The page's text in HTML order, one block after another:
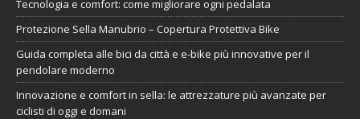
Tecnologia e comfort: come migliorare ogni pedalata
Protezione Sella Manubrio – Copertura Protettiva Bike
Guida completa alle bici da città e e-bike più innovative per il
pendolare moderno
Innovazione e comfort in sella: le attrezzature più avanzate per
ciclisti di oggi e domani